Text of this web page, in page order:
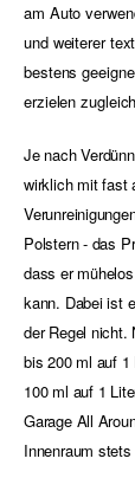
am Auto
und weiterer
bestens
erzielen
Je nach
wirklich mit fast
Polstern - das
dass er
kann. Dabei ist
der Regel nicht.
bis 200 ml auf 1
100 ml auf 1
Garage All
Innenraum